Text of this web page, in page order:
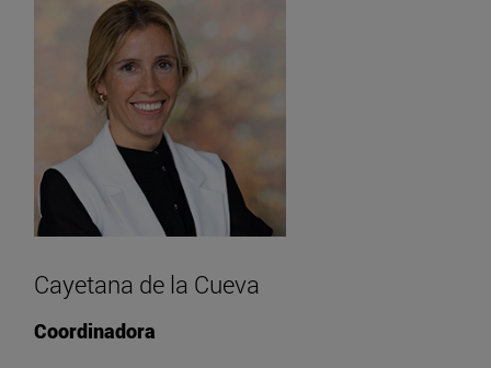
Cayetana de la Cueva
Coordinadora